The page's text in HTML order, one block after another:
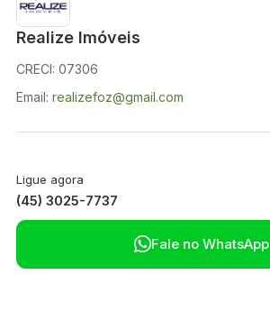
Realize Imóveis
CRECI: 07306
Email: realizefoz@gmail.com
Ligue agora
(45) 3025-7737
Fale no WhatsApp